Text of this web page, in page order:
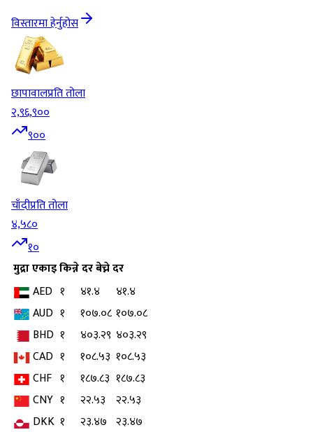
विस्तारमा हेर्नुहोस
छापावालप्रति तोला
२,९६,९००
९००
चाँदीप्रति तोला
४,५८०
१०
मुद्राएकाइकिन्ने दरबेच्ने दर
AED १ ४१.४
४१.४
AUD १ १०७.०८ १०७.०८
BHD १ ४०३.२९ ४०३.२९
CAD १ १०८.५३ १०८.५३
CHF १ १८७.८३ १८७.८३
CNY १ २२.५३
२२.५३
DKK १ २३.४७ २३.४७